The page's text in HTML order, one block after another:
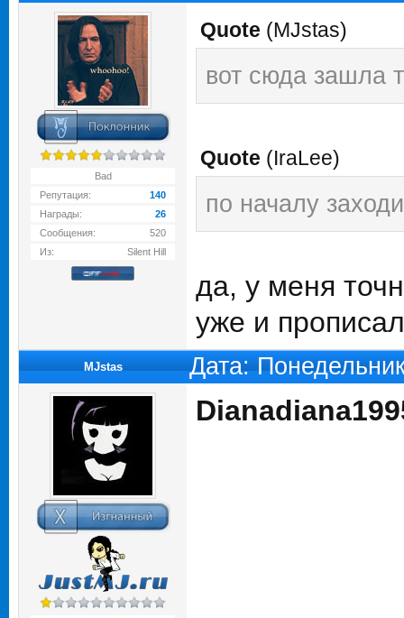
Bad
Репутация:
140
Награды:
26
Сообщения:
520
Из:
Silent Hill
Quote (MJstas)
вот сюда зашла
Quote (IraLee)
по началу
да, у меня
уже и
MJstas Дата: